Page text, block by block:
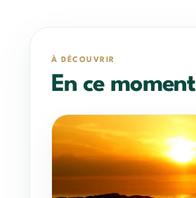
À DÉCOUVRIR
En ce moment